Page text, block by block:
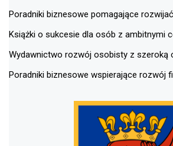
Poradniki biznesowe pomagające
Książki o sukcesie dla osób z ambitnymi
Wydawnictwo rozwój osobisty z szeroką
Poradniki biznesowe wspierające rozwój